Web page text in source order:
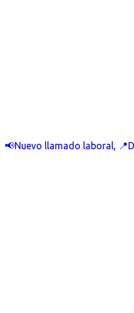
📢Nuevo llamado laboral,